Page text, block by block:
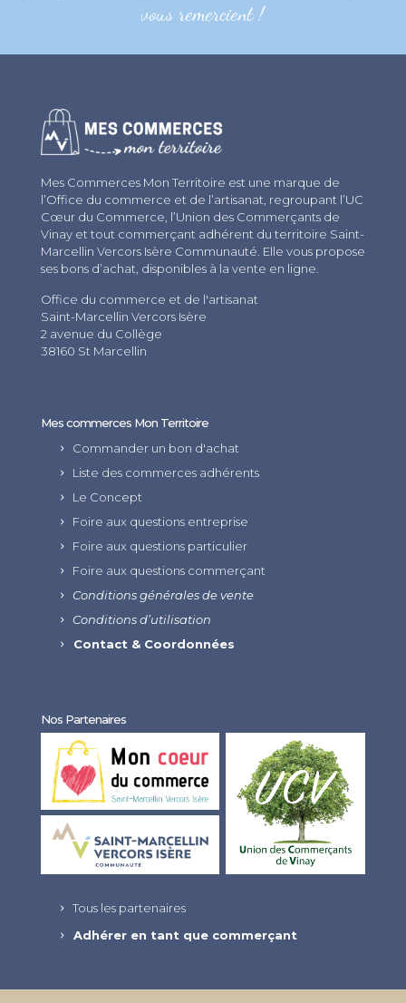
vous remercient !
Mes Commerces Mon Territoire est une marque de
l’Office du commerce et de l’artisanat, regroupant l’UC
Cœur du Commerce, l’Union des Commerçants de
Vinay et tout commerçant adhérent du territoire Saint-
Marcellin Vercors Isère Communauté. Elle vous propose
ses bons d’achat, disponibles à la vente en ligne.
Office du commerce et de l'artisanat
Saint-Marcellin Vercors Isère
2 avenue du Collège
38160 St Marcellin
Mes commerces Mon Territoire
Commander un bon d'achat
Liste des commerces adhérents
Le Concept
Foire aux questions entreprise
Foire aux questions particulier
Foire aux questions commerçant
Conditions générales de vente
Conditions d’utilisation
Contact & Coordonnées
Nos Partenaires
Tous les partenaires
Adhérer en tant que commerçant